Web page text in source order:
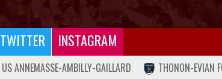
TWITTER INSTAGRAM
US ANNEMASSE-AMBILLY-GAILLARD THONON-EVIAN